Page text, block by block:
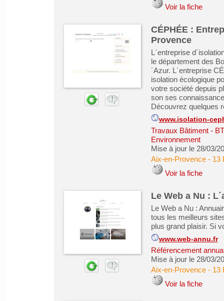
Voir la fiche
CÉPHÉE :
Provence
L´entreprise
le département des
´Azur. L´entreprise
isolation écologique
votre société depuis
son ses
Découvrez quelques
www.isolation-
Travaux Bâtiment -
Environnement
Mise à jour le 28/03/
Aix-en-Provence- 13
Voir la fiche
Le Web a Nu :
Le Web a Nu :
tous les meilleurs
plus grand plaisir. Si
www.web-annu.fr
Référencement
Mise à jour le 28/03/
Aix-en-Provence- 13
Voir la fiche